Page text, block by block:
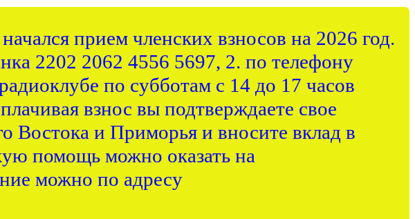
прием членских взносов на 2026 год.
2202 2062 4556 5697, 2. по телефону
по субботам с 14 до 17 часов
взнос вы подтверждаете свое
Востока и Приморья и вносите вклад в
помощь можно оказать на
можно по адресу